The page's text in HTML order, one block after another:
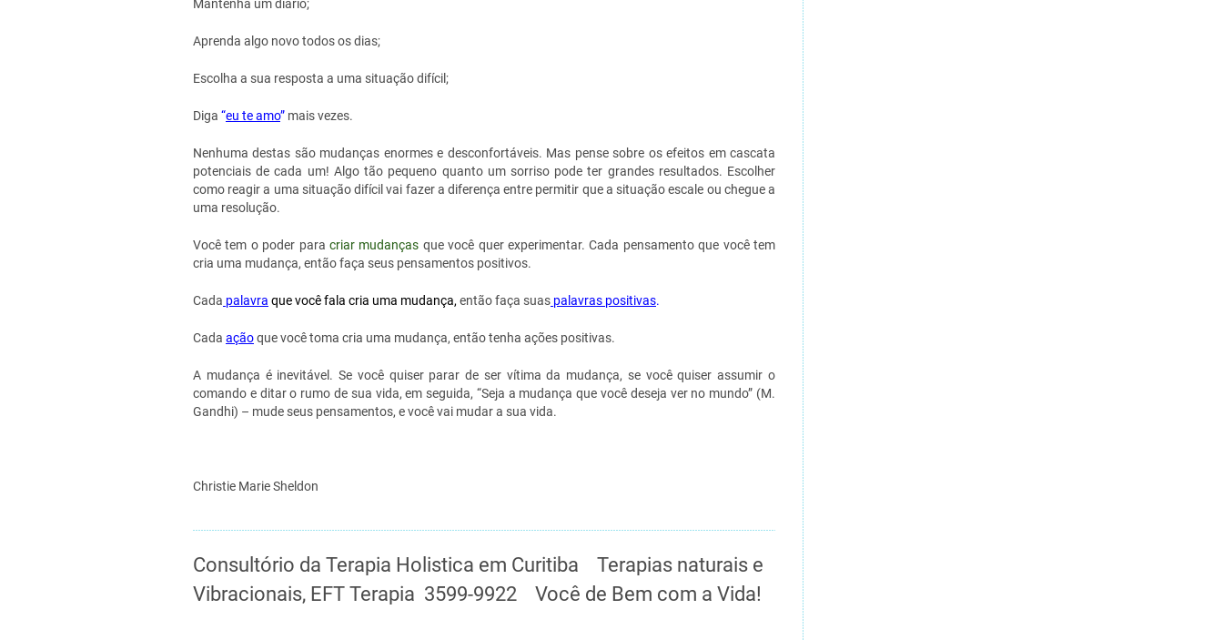
Mantenha um diário;
Aprenda algo novo todos os dias;
Escolha a sua resposta a uma situação difícil;
Diga “eu te amo” mais vezes.
Nenhuma destas são mudanças enormes e desconfortáveis. Mas pense sobre os efeitos em cascata
potenciais de cada um! Algo tão pequeno quanto um sorriso pode ter grandes resultados. Escolher
como reagir a uma situação difícil vai fazer a diferença entre permitir que a situação escale ou chegue a
uma resolução.
Você tem o poder para criar mudanças que você quer experimentar. Cada pensamento que você tem
cria uma mudança, então faça seus pensamentos positivos.
Cada palavra que você fala cria uma mudança, então faça suas palavras positivas.
Cada açãoque você toma cria uma mudança, então tenha ações positivas.
A mudança é inevitável. Se você quiser parar de ser vítima da mudança, se você quiser assumir o
comando e ditar o rumo de sua vida, em seguida, “Seja a mudança que você deseja ver no mundo” (M.
Gandhi) – mude seus pensamentos, e você vai mudar a sua vida.
Christie Marie Sheldon
Consultório da Terapia Holistica em Curitiba Terapias naturais e
Vibracionais, EFT Terapia 3599-9922 Você de Bem com a Vida!